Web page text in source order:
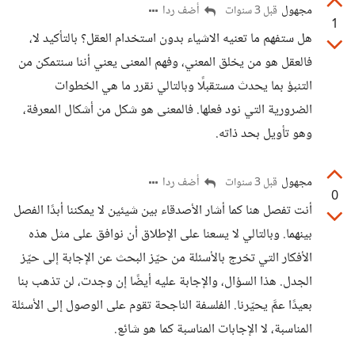
1
مجهول قبل 3 سنوات أضف ردا
هل ستفهم ما تعنيه الاشياء بدون استخدام العقل؟ بالتأكيد لا،
فالعقل هو من يخلق المعني، وفهم المعنى يعني أننا سنتمكن من
التنبؤ بما يحدث مستقبلًا وبالتالي نقرر ما هي الخطوات
الضرورية التي نود فعلها. فالمعنى هو شكل من أشكال المعرفة،
وهو تأويل بحد ذاته.
0
مجهول قبل 3 سنوات أضف ردا
أنت تفصل هنا كما أشار الأصدقاء بين شيئين لا يمكننا أبدًا الفصل
بينهما. وبالتالي لا يسعنا على الإطلاق أن نوافق على مثل هذه
الأفكار التي تخرج بالأسئلة من حيّز البحث عن الإجابة إلى حيّز
الجدل. هذا السؤال، والإجابة عليه أيضًا إن وجدت، لن تذهب بنا
بعيدًا عمَّ يحيّرنا. الفلسفة الناجحة تقوم على الوصول إلى الأسئلة
المناسبة، لا الإجابات المناسبة كما هو شائع.